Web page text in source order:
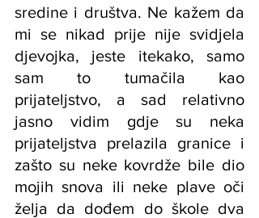
sredine i društva. Ne kažem da
mi se nikad prije nije svidjela
djevojka, jeste itekako, samo
sam to tumačila kao
prijateljstvo, a sad relativno
jasno vidim gdje su neka
prijateljstva prelazila granice i
zašto su neke kovrdže bile dio
mojih snova ili neke plave oči
želja da dođem do škole dva